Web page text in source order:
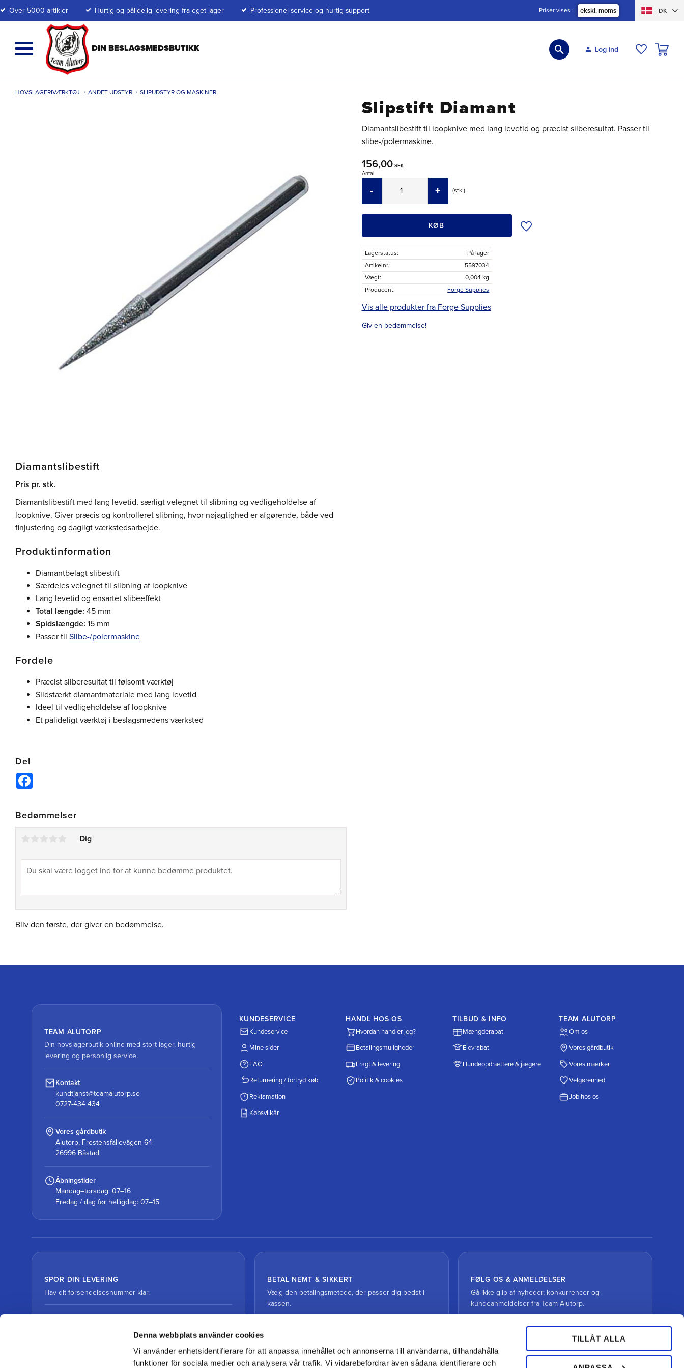
Denna webbplats använder cookies
Vi använder enhetsidentifierare för att anpassa innehållet och annonserna till användarna, tillhandahålla
funktioner för sociala medier och analysera vår trafik. Vi vidarebefordrar även sådana identifierare och
TILLÅT ALLA
Over 5000 artikler Hurtig og pålidelig levering fra eget lager Professionel service og hurtig support Priser vises ekskl. moms DK
Log ind
HOVSLAGERIVÆRKTØJ ANDET UDSTYR SLIPUDSTYR OG MASKINER
Slipstift Diamant
Diamantslibestift til loopknive med lang levetid og præcist sliberesultat. Passer til
slibe-/polermaskine.
156,00SEK
Antal
stk.
+
-
KØB Tilføj til ønskeliste
Lagerstatus
På lager
Artikelnr.
5597034
Vægt
0,004 kg
Producent
Forge Supplies
Vis alle produkter fra Forge Supplies
Giv en bedømmelse!
Diamantslibestift
Pris pr. stk.
Diamantslibestift med lang levetid, særligt velegnet til slibning og vedligeholdelse af
loopknive. Giver præcis og kontrolleret slibning, hvor nøjagtighed er afgørende, både ved
finjustering og dagligt værkstedsarbejde.
Produktinformation
Diamantbelagt slibestift
Særdeles velegnet til slibning af loopknive
Lang levetid og ensartet slibeeffekt
Total længde: 45 mm
Spidslængde: 15 mm
Passer til Slibe-/polermaskine
Fordele
Præcist sliberesultat til følsomt værktøj
Slidstærkt diamantmateriale med lang levetid
Ideel til vedligeholdelse af loopknive
Et pålideligt værktøj i beslagsmedens værksted
Del
Bedømmelser
Dig
Bliv den første, der giver en bedømmelse.
TEAM ALUTORP
Din hovslagerbutik online med stort lager, hurtig
levering og personlig service.
Kontakt
kundtjanst@teamalutorp.se
0727-434 434
Vores gårdbutik
Alutorp, Frestensfällevägen 64
26996 Båstad
Åbningstider
Mandag–torsdag: 07–16
Fredag / dag før helligdag: 07–15
KUNDESERVICE
Kundeservice
Mine sider
FAQ
Returnering / fortryd køb
Reklamation
Købsvilkår
HANDL HOS OS
Hvordan handler jeg?
Betalingsmuligheder
Fragt & levering
Politik & cookies
TILBUD & INFO
Mængderabat
Elevrabat
Hundeopdrættere & jægere
TEAM ALUTORP
Om os
Vores gårdbutik
Vores mærker
Velgørenhed
Job hos os
SPOR DIN LEVERING
Hav dit forsendelsesnummer klar.
Spor pakke med DSV
BETAL NEMT & SIKKERT
Vælg den betalingsmetode, der passer dig bedst i
kassen.
FØLG OS & ANMELDELSER
Gå ikke glip af nyheder, konkurrencer og
kundeanmeldelser fra Team Alutorp.